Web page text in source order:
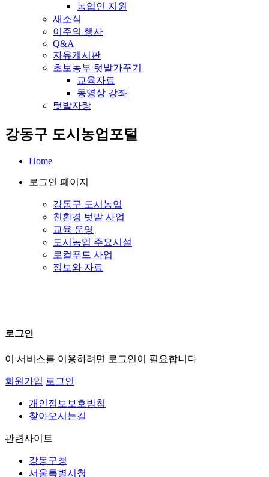
농업인 지원
새소식
이주의 행사
Q&A
자유게시판
초보농부 텃밭가꾸기
교육자료
동영상 강좌
텃밭자랑
강동구 도시농업포털
Home
로그인 페이지
강동구 도시농업
친환경 텃밭 사업
교육 운영
도시농업 주요시설
로컬푸드 사업
정보와 자료
로그인
이 서비스를 이용하려면 로그인이 필요합니다
회원가입 로그인
개인정보보호방침
찾아오시는길
관련사이트
강동구청
서울특별시청